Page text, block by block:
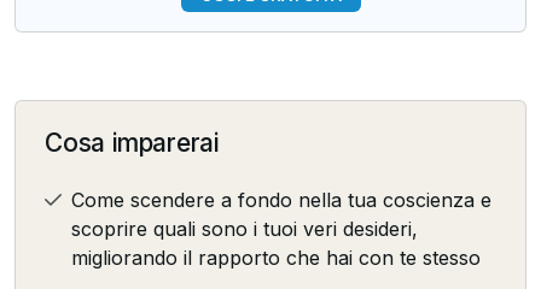
Cosa imparerai
Come scendere a fondo nella tua coscienza e
scoprire quali sono i tuoi veri desideri,
migliorando il rapporto che hai con te stesso